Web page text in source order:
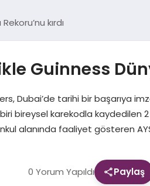
kırdı
Guinness
Dubai’de tarihi bir başarıya
bireysel karekodla kaydedilen 2
alanında faaliyet gösteren
0 Yorum Yapıldı Paylaş